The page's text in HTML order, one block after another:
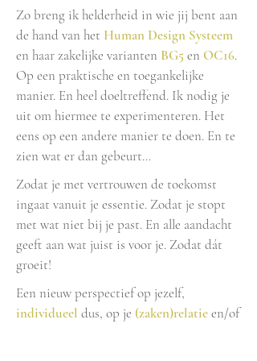
Zo breng ik helderheid in wie jij bent aan
de hand van het Human Design Systeem
en haar zakelijke varianten BG5 en OC16.
Op een praktische en toegankelijke
manier. En heel doeltreffend. Ik nodig je
uit om hiermee te experimenteren. Het
eens op een andere manier te doen. En te
zien wat er dan gebeurt…
Zodat je met vertrouwen de toekomst
ingaat vanuit je essentie. Zodat je stopt
met wat niet bij je past. En alle aandacht
geeft aan wat juist is voor je. Zodat dát
groeit!
Een nieuw perspectief op jezelf,
individueel dus, op je (zaken)relatieen/of